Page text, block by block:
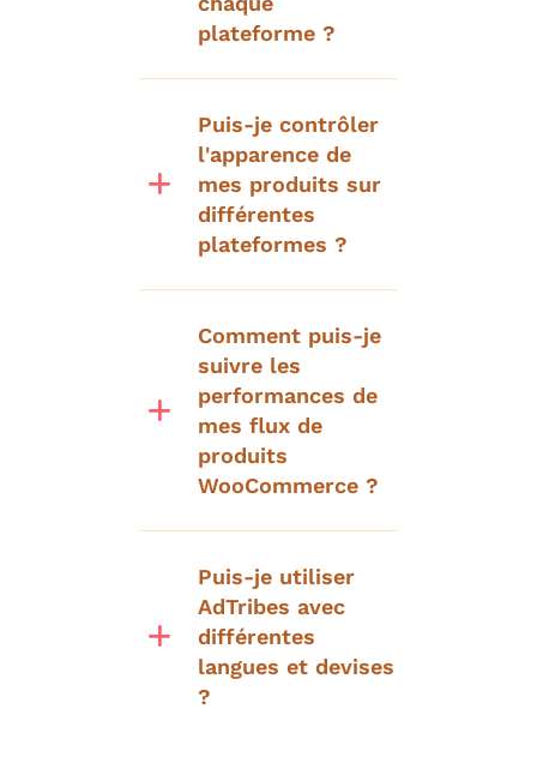
plateforme ?
Puis-je contrôler
l'apparence de
mes produits sur
différentes
plateformes ?
Comment puis-je
suivre les
performances de
mes flux de
produits
WooCommerce ?
Puis-je utiliser
AdTribes avec
différentes
langues et devises
?